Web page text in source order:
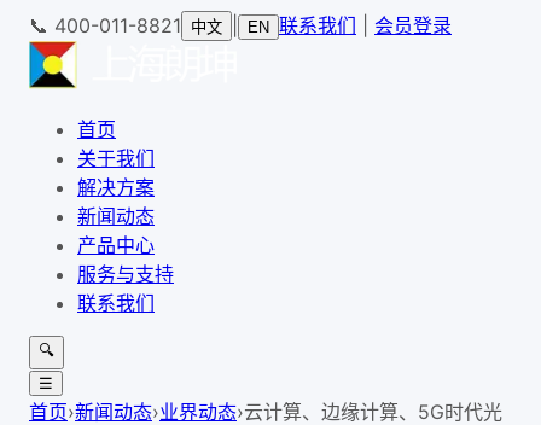
📞 400-011-8821 中文 EN 联系我们 会员登录
首页
关于我们
解决方案
新闻动态
产品中心
服务与支持
联系我们
🔍
☰
首页›新闻动态›业界动态›云计算、边缘计算、5G时代光